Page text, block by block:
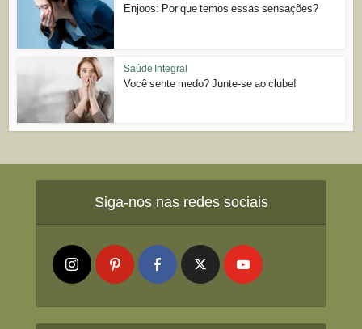
Enjoos: Por que temos essas sensações?
Saúde Integral
Você sente medo? Junte-se ao clube!
Siga-nos nas redes sociais